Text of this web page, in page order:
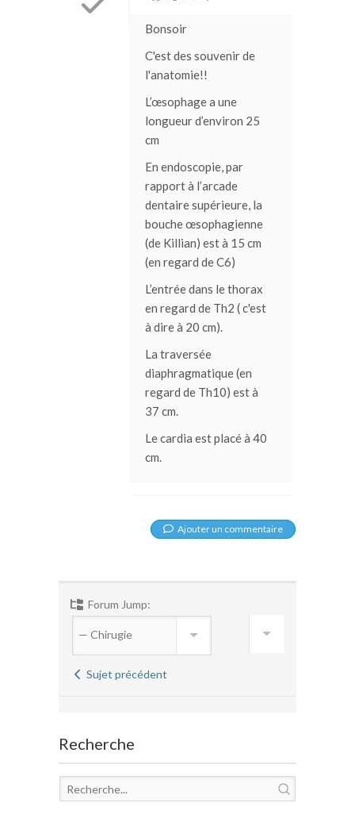
Bonsoir
C'est des souvenir de
l'anatomie!!
L’œsophage a une
longueur d’environ 25
cm
En endoscopie, par
rapport à l’arcade
dentaire supérieure, la
bouche œsophagienne
(de Killian) est à 15 cm
(en regard de C6)
L’entrée dans le thorax
en regard de Th2 ( c'est
à dire à 20 cm).
La traversée
diaphragmatique (en
regard de Th10) est à
37 cm.
Le cardia est placé à 40
cm.
Ajouter un commentaire
Forum Jump:
Sujet précédent
Recherche